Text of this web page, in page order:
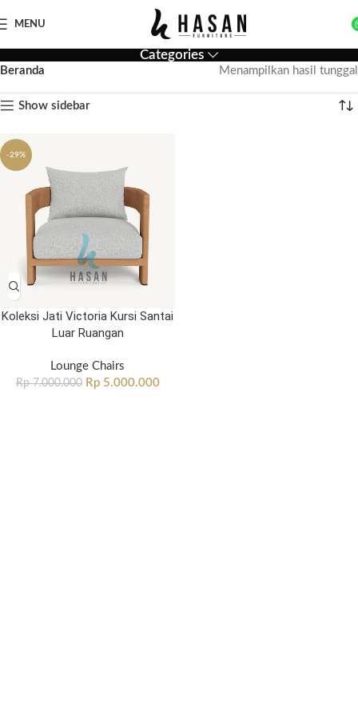
MENU
Categories
Beranda Menampilkan hasil tunggal
Show sidebar
-29%
Koleksi Jati Victoria Kursi Santai
Luar Ruangan
Lounge Chairs
Rp7.000.000 Rp5.000.000